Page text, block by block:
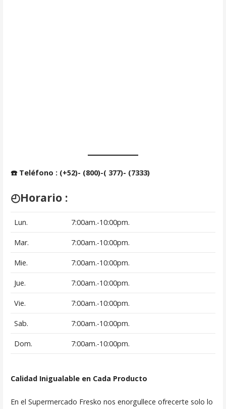
☎️ Teléfono : (+52)- (800)-( 377)- (7333)
◴Horario :
Lun. 7:00am.-10:00pm.
Mar. 7:00am.-10:00pm.
Mie. 7:00am.-10:00pm.
Jue. 7:00am.-10:00pm.
Vie. 7:00am.-10:00pm.
Sab. 7:00am.-10:00pm.
Dom. 7:00am.-10:00pm.
Calidad Inigualable en Cada Producto
En el Supermercado Fresko nos enorgullece ofrecerte solo lo